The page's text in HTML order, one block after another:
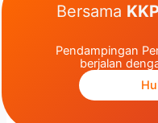
Bersama
Pendampingan
berjalan